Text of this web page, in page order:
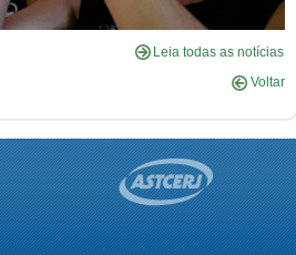
Leia todas as notícias
Voltar